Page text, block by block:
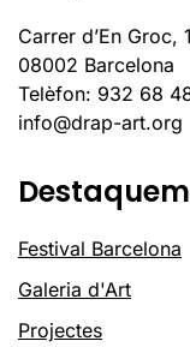
Carrer d’En Groc, 1
08002 Barcelona
Telèfon: 932 68
info@drap-art.org
Destaquem
Festival Barcelona
Galeria d'Art
Projectes